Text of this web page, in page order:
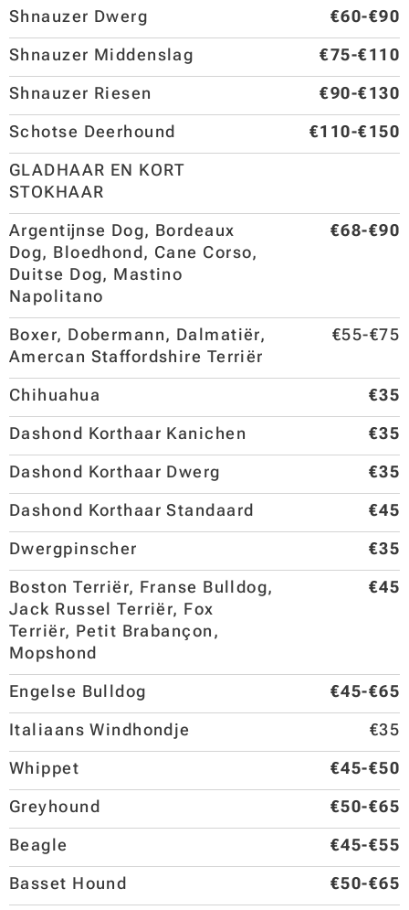
Shnauzer Dwerg
€60-€90
Shnauzer Middenslag
€75-€110
Shnauzer Riesen
€90-€130
Schotse Deerhound
€110-€150
GLADHAAR EN KORT
STOKHAAR
Argentijnse Dog, Bordeaux
Dog, Bloedhond, Cane Corso,
Duitse Dog, Mastino
Napolitano
€68-€90
Boxer, Dobermann, Dalmatiër,
Amercan Staffordshire Terriër
€55-€75
Chihuahua
€35
Dashond Korthaar Kanichen
€35
Dashond Korthaar Dwerg
€35
Dashond Korthaar Standaard
€45
Dwergpinscher
€35
Boston Terriër, Franse Bulldog,
Jack Russel Terriër, Fox
Terriër, Petit Brabançon,
Mopshond
€45
Engelse Bulldog
€45-€65
Italiaans Windhondje
€35
Whippet
€45-€50
Greyhound
€50-€65
Beagle
€45-€55
Basset Hound
€50-€65